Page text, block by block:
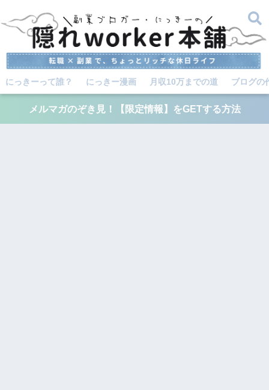
にっきーって誰？ にっきー漫画 月収10万までの道 ブログの
メルマガのぞき見！【限定情報】をGETする方法